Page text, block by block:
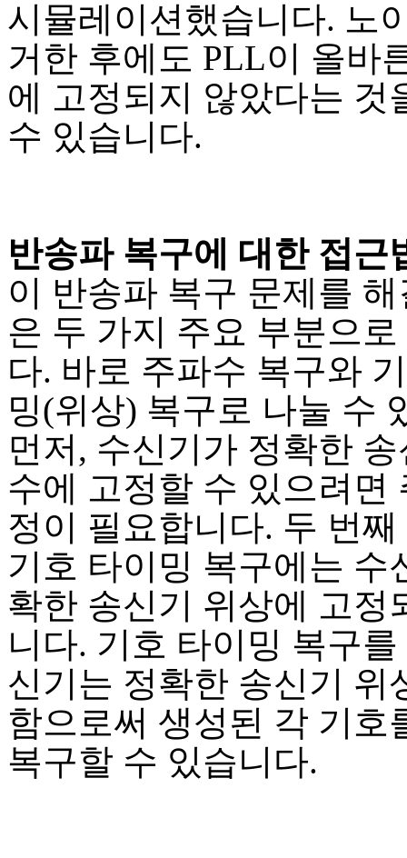
시뮬레이션했습니다. 노
거한 후에도 PLL이 올바
에 고정되지 않았다는 것
수 있습니다.
반송파 복구에 대한 접근
이 반송파 복구 문제를
은 두 가지 주요 부분으
다. 바로 주파수 복구와
밍(위상) 복구로 나눌 수
먼저, 수신기가 정확한
수에 고정할 수 있으려면
정이 필요합니다. 두 번
기호 타이밍 복구에는 수
확한 송신기 위상에 고정
니다. 기호 타이밍 복구
신기는 정확한 송신기 위
함으로써 생성된 각 기호
복구할 수 있습니다.